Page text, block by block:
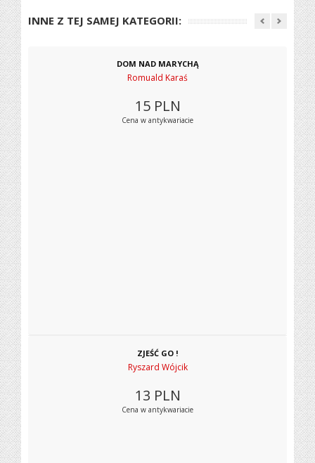
INNE Z TEJ SAMEJ KATEGORII:
DOM NAD MARYCHĄ
Romuald Karaś
15 PLN
Cena w antykwariacie
ZJEŚĆ GO !
Ryszard Wójcik
13 PLN
Cena w antykwariacie